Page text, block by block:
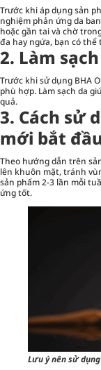
Trước khi áp dụng sản
nghiệm phản ứng da
hoặc gần tai và chờ
đa hay ngứa, bạn có thể
2. Làm
Trước khi sử dụng BHA
phù hợp. Làm sạch da
quả.
3. Cách sử
mới bắt
Theo hướng dẫn trên
lên khuôn mặt, tránh
sản phẩm 2-3 lần mỗi
ứng tốt.
Lưu ý nên sử